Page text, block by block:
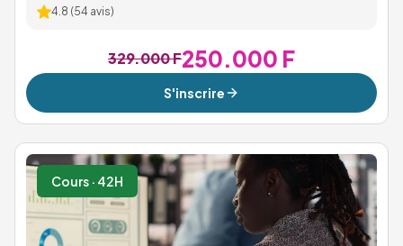
4.8 (54 avis)
329.000 F250.000 F
S'inscrire
Cours · 42H